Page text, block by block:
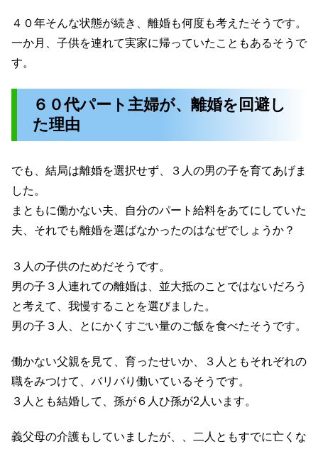
４０年そんな状態が続き、離婚も何度も考えたそうです。
一か月、子供を連れて実家に帰っていたこともあるそうで
す。
６０代パート主婦が、離婚を回避し
た理由
でも、結局は離婚を選択せず、３人の男の子を育てあげま
した。
まともに働かない夫、自分のパート給料をあてにしていた
夫、それでも離婚を選ばなかったのはなぜでしょうか？
３人の子供のためだそうです。
男の子３人連れての離婚は、並大抵のことではないだろう
と考えて、我慢することを選びました。
男の子３人、とにかくすごい量のご飯を食べたそうです。
働かない父親を見て、育ったせいか、３人ともそれぞれの
職をみつけて、バリバり働いているそうです。
３人とも結婚して、孫が６人ひ孫が2人います。
義父母の介護もしていましたが、、二人ともすでに亡くな